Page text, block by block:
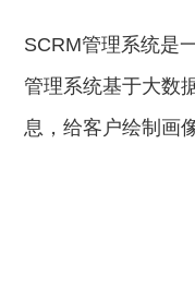
SCRM管理系统是
管理系统基于大数
息，给客户绘制画